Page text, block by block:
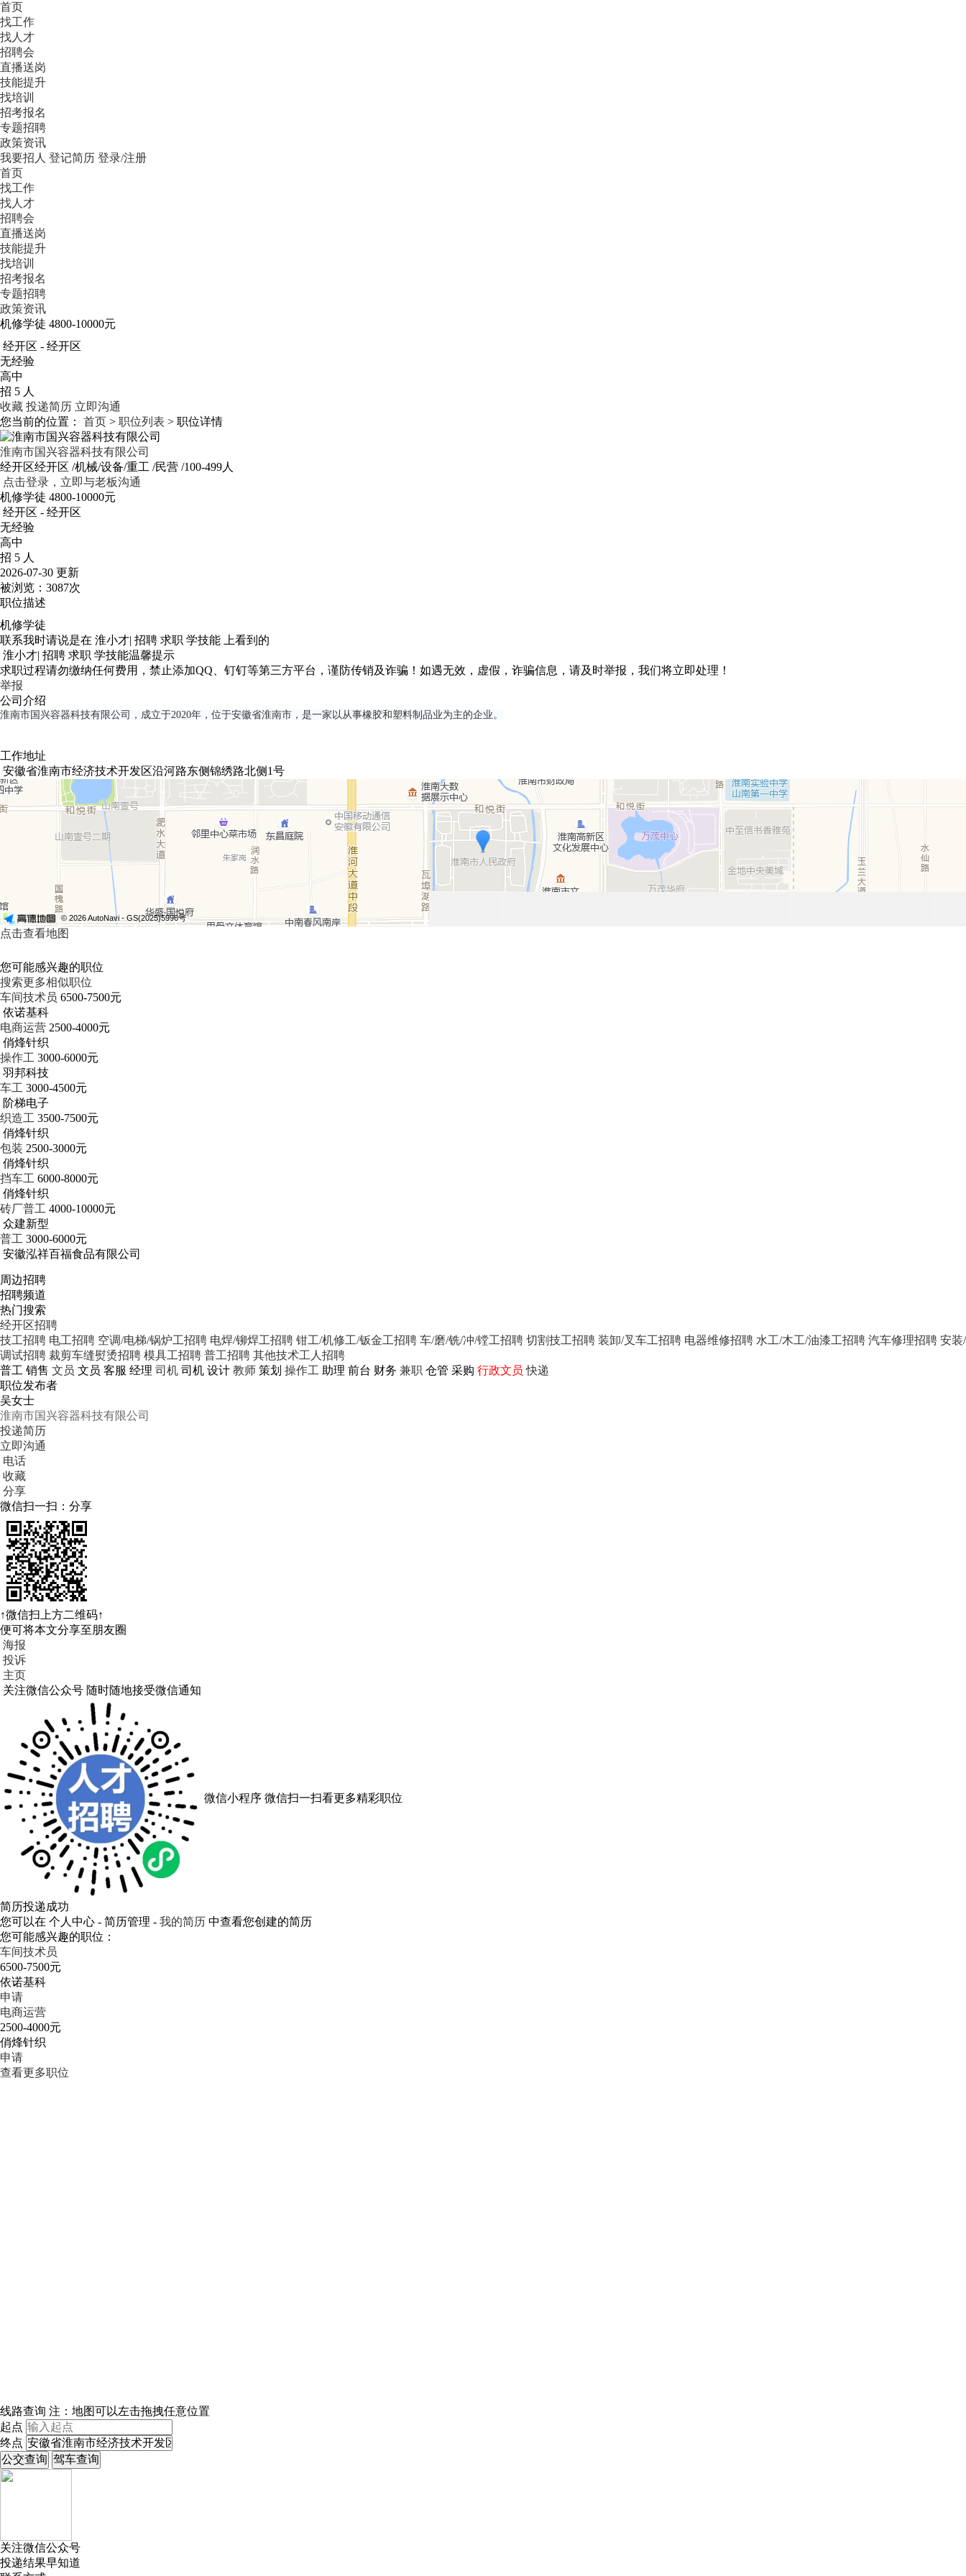
首页
找工作
找人才
招聘会
直播送岗
技能提升
找培训
招考报名
专题招聘
政策资讯
我要招人 登记简历 登录/注册
首页
找工作
找人才
招聘会
直播送岗
技能提升
找培训
招考报名
专题招聘
政策资讯
机修学徒 4800-10000元
经开区 - 经开区
无经验
高中
招 5 人
收藏 投递简历 立即沟通
您当前的位置： 首页 > 职位列表 > 职位详情
淮南市国兴容器科技有限公司
经开区经开区 /机械/设备/重工 /民营 /100-499人
点击登录，立即与老板沟通
机修学徒 4800-10000元
经开区 - 经开区
无经验
高中
招 5 人
2026-07-30 更新
被浏览： 3087次
职位描述
机修学徒
联系我时请说是在 淮小才| 招聘 求职 学技能 上看到的
淮小才| 招聘 求职 学技能温馨提示
求职过程请勿缴纳任何费用，禁止添加QQ、钉钉等第三方平台，谨防传销及诈骗！如遇无效，虚假，诈骗信息，请及时举报，我们将立即处理！
举报
公司介绍
淮南市国兴容器科技有限公司，成立于2020年，位于安徽省淮南市，是一家以从事橡胶和塑料制品业为主的企业。
工作地址
安徽省淮南市经济技术开发区沿河路东侧锦绣路北侧1号
© 2026 AutoNavi- GS(2025)5996号
点击查看地图
您可能感兴趣的职位
搜索更多相似职位
车间技术员 6500-7500元
依诺基科
电商运营 2500-4000元
俏烽针织
操作工 3000-6000元
羽邦科技
车工 3000-4500元
阶梯电子
织造工 3500-7500元
俏烽针织
包装 2500-3000元
俏烽针织
挡车工 6000-8000元
俏烽针织
砖厂普工 4000-10000元
众建新型
普工 3000-6000元
安徽泓祥百福食品有限公司
周边招聘
招聘频道
热门搜索
经开区招聘
技工招聘 电工招聘 空调/电梯/锅炉工招聘 电焊/铆焊工招聘 钳工/机修工/钣金工招聘 车/磨/铣/冲/镗工招聘 切割技工招聘 装卸/叉车工招聘 电器维修招聘 水工/木工/油漆工招聘 汽车修理招聘 安装/
调试招聘 裁剪车缝熨烫招聘 模具工招聘 普工招聘 其他技术工人招聘
普工 销售 文员 文员 客服 经理 司机 司机 设计 教师 策划 操作工 助理 前台 财务 兼职 仓管 采购 行政文员 快递
职位发布者
吴女士
淮南市国兴容器科技有限公司
投递简历
立即沟通
电话
收藏
分享
微信扫一扫：分享
↑微信扫上方二维码↑
便可将本文分享至朋友圈
海报
投诉
主页
关注微信公众号 随时随地接受微信通知
微信小程序 微信扫一扫看更多精彩职位
简历投递成功
您可以在 个人中心 - 简历管理 - 我的简历 中查看您创建的简历
您可能感兴趣的职位：
车间技术员
6500-7500元
依诺基科
申请
电商运营
2500-4000元
俏烽针织
申请
查看更多职位
线路查询 注：地图可以左击拖拽任意位置
起点
终点
关注微信公众号
投递结果早知道